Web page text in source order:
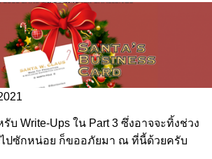
บ Write-Ups ใน Part 3 ซึ่งอาจจะทิ้งช่วง
ไปซักหน่อย ก็ขออภัยมา ณ ที่นี้ด้วยครับ